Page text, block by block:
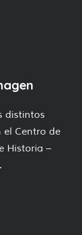
distintos
el Centro de
Historia –